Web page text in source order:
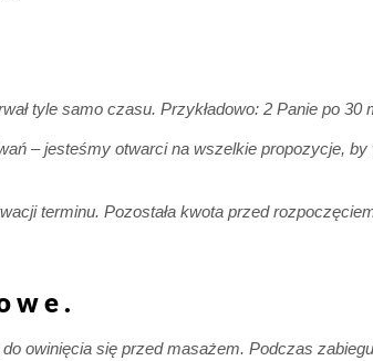
tyle samo czasu. Przykładowo: 2 Panie po 30
– jesteśmy otwarci na wszelkie propozycje, by
terminu. Pozostała kwota przed
owinięcia się przed masażem. Podczas